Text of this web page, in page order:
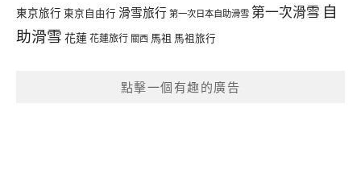
東京旅行 東京自由行 滑雪旅行 第一次日本自助滑雪 第一次滑雪 自
助滑雪 花蓮花蓮旅行 關西 馬祖 馬祖旅行
點擊一個有趣的廣告